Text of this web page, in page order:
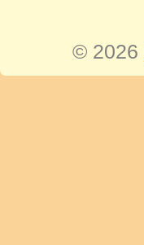
© 2026